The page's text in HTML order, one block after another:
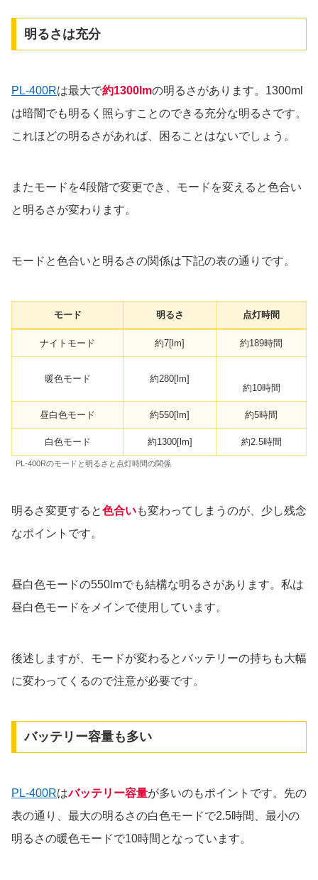
明るさは充分
PL-400Rは最大で約1300lmの明るさがあります。1300ml
は暗闇でも明るく照らすことのできる充分な明るさです。
これほどの明るさがあれば、困ることはないでしょう。
またモードを4段階で変更でき、モードを変えると色合い
と明るさが変わります。
モードと色合いと明るさの関係は下記の表の通りです。
モード 明るさ 点灯時間
ナイトモード 約7[lm] 約189時間
暖色モード
約280[lm]
約10時間
昼白色モード 約550[lm] 約5時間
白色モード 約1300[lm] 約2.5時間
PL-400Rのモードと明るさと点灯時間の関係
明るさ変更すると色合いも変わってしまうのが、少し残念
なポイントです。
昼白色モードの550lmでも結構な明るさがあります。私は
昼白色モードをメインで使用しています。
後述しますが、モードが変わるとバッテリーの持ちも大幅
に変わってくるので注意が必要です。
バッテリー容量も多い
PL-400Rはバッテリー容量が多いのもポイントです。先の
表の通り、最大の明るさの白色モードで2.5時間、最小の
明るさの暖色モードで10時間となっています。